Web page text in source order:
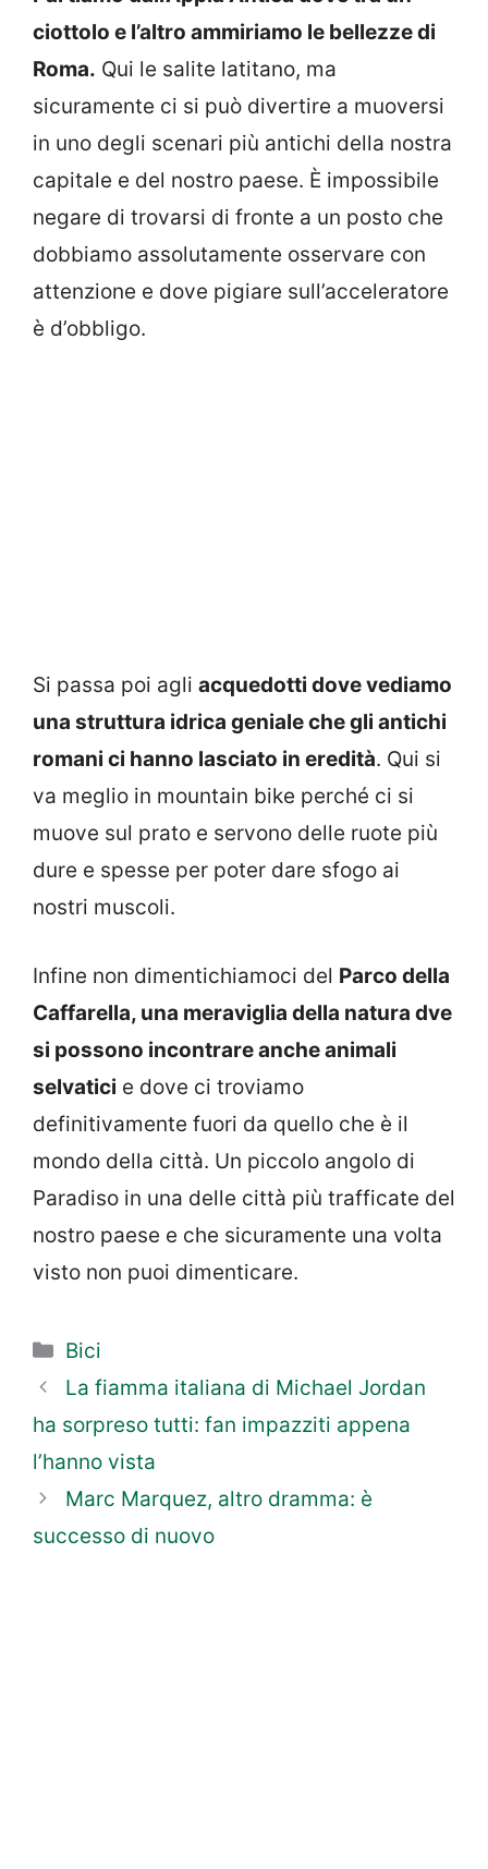
ciottolo e l’altro ammiriamo le bellezze di
Roma. Qui le salite latitano, ma
sicuramente ci si può divertire a muoversi
in uno degli scenari più antichi della nostra
capitale e del nostro paese. È impossibile
negare di trovarsi di fronte a un posto che
dobbiamo assolutamente osservare con
attenzione e dove pigiare sull’acceleratore
è d’obbligo.
Si passa poi agli acquedotti dove vediamo
una struttura idrica geniale che gli antichi
romani ci hanno lasciato in eredità. Qui si
va meglio in mountain bike perché ci si
muove sul prato e servono delle ruote più
dure e spesse per poter dare sfogo ai
nostri muscoli.
Infine non dimentichiamoci del Parco della
Caffarella, una meraviglia della natura dve
si possono incontrare anche animali
selvatici e dove ci troviamo
definitivamente fuori da quello che è il
mondo della città. Un piccolo angolo di
Paradiso in una delle città più trafficate del
nostro paese e che sicuramente una volta
visto non puoi dimenticare.
Categorie
Bici
La fiamma italiana di Michael Jordan
ha sorpreso tutti: fan impazziti appena
l’hanno vista
Marc Marquez, altro dramma: è
successo di nuovo